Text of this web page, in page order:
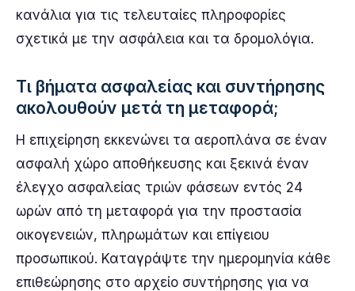
κανάλια για τις τελευταίες πληροφορίες
σχετικά με την ασφάλεια και τα δρομολόγια.
Τι βήματα ασφαλείας και συντήρησης
ακολουθούν μετά τη μεταφορά;
Η επιχείρηση εκκενώνει τα αεροπλάνα σε έναν
ασφαλή χώρο αποθήκευσης και ξεκινά έναν
έλεγχο ασφαλείας τριών φάσεων εντός 24
ωρών από τη μεταφορά για την προστασία
οικογενειών, πληρωμάτων και επίγειου
προσωπικού. Καταγράψτε την ημερομηνία κάθε
επιθεώρησης στο αρχείο συντήρησης για να